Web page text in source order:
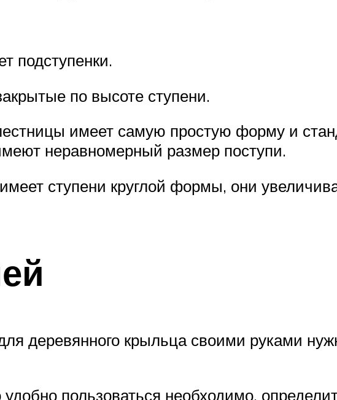
подступенки.
по высоте ступени.
имеет самую простую форму и
неравномерный размер поступи.
ступени круглой формы, они
деревянного крыльца своими руками
пользоваться необходимо,